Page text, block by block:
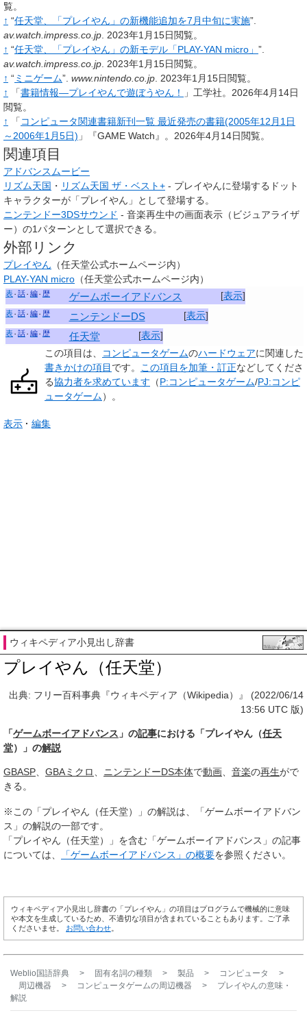
覧。
↑ “任天堂、「プレイやん」の新機能追加を7月中旬に実施”.
av.watch.impress.co.jp. 2023年1月15日閲覧。
↑ “任天堂、「プレイやん」の新モデル「PLAY-YAN micro」 ”.
av.watch.impress.co.jp. 2023年1月15日閲覧。
↑ “ ミニゲーム”. www.nintendo.co.jp. 2023年1月15日閲覧。
↑
「書籍情報―プレイやんで遊ぼうやん！ 」工学社。2026年4月14日
閲覧。
↑
「 コンピュータ関連書籍新刊一覧 最近発売の書籍(2005年12月1日
～2006年1月5日) 」『GAME Watch』 。2026年4月14日閲覧。
関連項目
アドバンスムービー
リズム天国 ・ リズム天国 ザ・ベスト+ - プレイやんに登場するドット
キャラクターが「プレイやん」として登場する。
ニンテンドー3DSサウンド - 音楽再生中の画面表示（ビジュアライザ
ー）の1パターンとして選択できる。
外部リンク
プレイやん （任天堂公式ホームページ内）
PLAY-YAN micro （任天堂公式ホームページ内）
[表示]
表 話 編 歴 ゲームボーイアドバンス
[表示]
表 話 編 歴 ニンテンドーDS
[表示]
表 話 編 歴 任天堂
この項目は、 コンピュータゲームのハードウェアに関連した
書きかけの項目 です。 この項目を加筆・訂正などしてくださ
る協力者を求めています （P:コンピュータゲーム/PJ:コンピ
ュータゲーム）。
表示 編集
ウィキペディア小見出し辞書
プレイやん（任天堂）
出典: フリー百科事典『ウィキペディア（Wikipedia）』 (2022/06/14
13:56 UTC 版)
「ゲームボーイアドバンス 」の記事における「プレイやん（任天
堂）」の解説
GBASP、 GBAミクロ、 ニンテンドーDS本体で動画、 音楽の再生がで
きる。
※この「プレイやん（任天堂）」の解説は、「ゲームボーイアドバン
ス」の解説の一部です。
「プレイやん（任天堂）」を含む「ゲームボーイアドバンス」の記事
については、
「ゲームボーイアドバンス」の概要を参照ください。
ウィキペディア小見出し辞書の「プレイやん」の項目はプログラムで機械的に意味
や本文を生成しているため、不適切な項目が含まれていることもあります。ご了承
くださいませ。 お問い合わせ
Weblio国語辞典 > 固有名詞の種類 > 製品 > コンピュータ
>
周辺機器
> コンピュータゲームの周辺機器 > プレイやんの意味・
解説